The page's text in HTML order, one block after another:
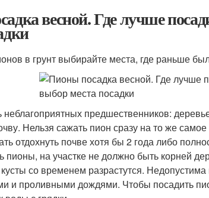
весной. Где лучше
в грунт выбирайте места, где раньше
неблагоприятных предшественников:
Нельзя сажать пион сразу на то же самое
отдохнуть почве хотя бы 2 года либо
пионы, на участке не должно быть корней
со временем разрастутся.
и проливными дождями. Чтобы посадить